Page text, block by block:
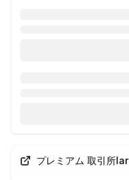
プレミアム 取引所lar